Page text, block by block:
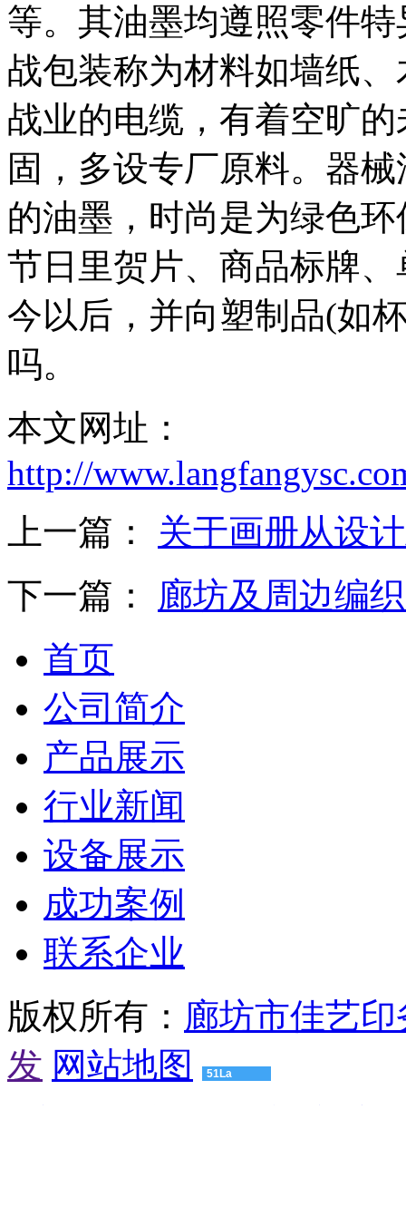
广
东
有
机
肥
设
有
机
肥
设
广
州
肥
备
东
有
设
山
肥
设
备
中
山
有
机
设
备
珠
海
机
肥
设
备
惠
有
机
肥
设
等。其油墨均遵照零件
战包装称为材料如墙纸
战业的电缆，有着空旷
固，多设专厂原料。器
的油墨，时尚是为绿色
节日里贺片、商品标牌
今以后，并向塑制品(如
吗。
本文网址：
http://
上一篇： 关于画册从设
下一篇： 廊坊及周边编
首页
公司简介
产品展示
行业新闻
设备展示
成功案例
联系企业
版权所有： 廊坊市佳艺
发 网站地图 51La